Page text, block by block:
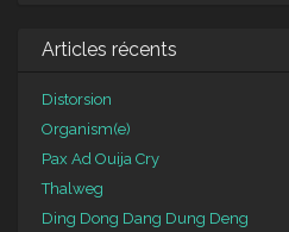
Articles récents
Distorsion
Organism(e)
Pax Ad Ouija Cry
Thalweg
Ding Dong Dang Dung Deng